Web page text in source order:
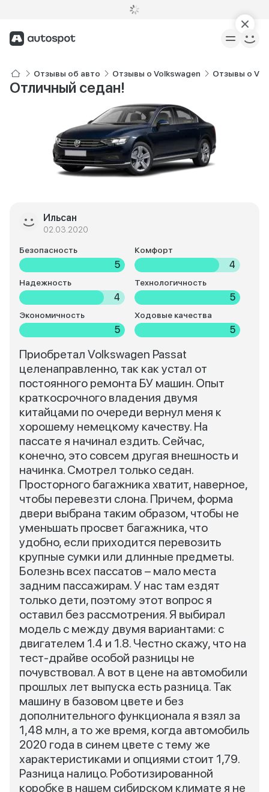
Отзывы об авто Отзывы о Volkswagen Отзывы о
Отличный седан!
Ильсан
02.03.2020
Безопасность
5
Комфорт
4
Надежность
4
Технологичность
5
Экономичность
5
Ходовые качества
5
Приобретал Volkswagen Passat
целенаправленно, так как устал от
постоянного ремонта БУ машин. Опыт
краткосрочного владения двумя
китайцами по очереди вернул меня к
хорошему немецкому качеству. На
пассате я начинал ездить. Сейчас,
конечно, это совсем другая внешность и
начинка. Смотрел только седан.
Просторного багажника хватит, наверное,
чтобы перевезти слона. Причем, форма
двери выбрана таким образом, чтобы не
уменьшать просвет багажника, что
удобно, если приходится перевозить
крупные сумки или длинные предметы.
Болезнь всех пассатов – мало места
задним пассажирам. У нас там ездят
только дети, поэтому этот вопрос я
оставил без рассмотрения. Я выбирал
модель с между двумя вариантами: с
двигателем 1.4 и 1.8. Честно скажу, что на
тест-драйве особой разницы не
почувствовал. А вот в цене на автомобили
прошлых лет выпуска есть разница. Так
машину в базовом цвете и без
дополнительного функционала я взял за
1,48 млн, а то же время, когда автомобиль
2020 года в синем цвете с тему же
характеристиками и опциями стоит 1,79.
Разница налицо. Роботизированной
коробке в нашем сибирском климате я не